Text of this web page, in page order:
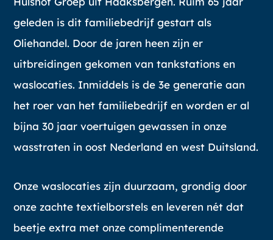
geleden is dit familiebedrijf gestart als
Oliehandel. Door de jaren heen zijn er
uitbreidingen gekomen van tankstations en
waslocaties. Inmiddels is de 3e generatie aan
het roer van het familiebedrijf en worden er al
bijna 30 jaar voertuigen gewassen in onze
wasstraten in oost Nederland en west Duitsland.
Onze waslocaties zijn duurzaam, grondig door
onze zachte textielborstels en leveren nét dat
beetje extra met onze complimenterende